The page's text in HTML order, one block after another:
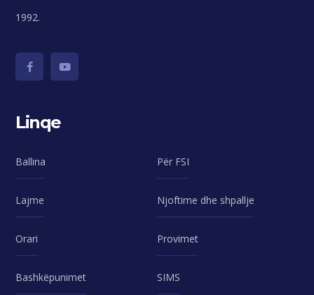
1992.
Linqe
Ballina Për FSI
Lajme Njoftime dhe shpallje
Orari Provimet
Bashkëpunimet SIMS